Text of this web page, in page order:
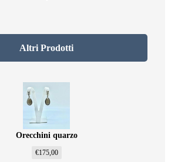
Altri Prodotti
Orecchini quarzo
€175,00